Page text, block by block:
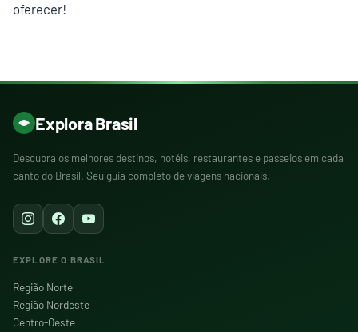
oferecer!
Explora Brasil
Descubra os melhores destinos, hotéis, restaurantes e passeios em cada
canto do Brasil. Seu guia completo de viagens nacionais.
EXPLORE O BRASIL
Região Norte
Região Nordeste
Centro-Oeste